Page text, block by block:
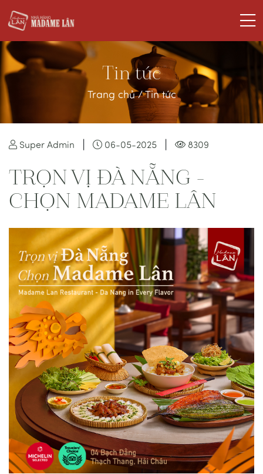
Tin tức
Trang chủ/Tin tức
Super Admin 06-05-2025 8309
TRỌN VỊ ĐÀ NẴNG -
CHỌN MADAME LÂN